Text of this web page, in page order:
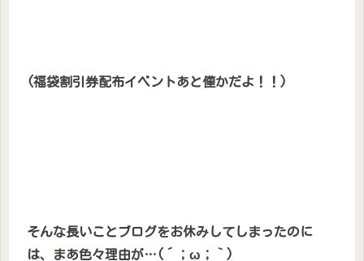
(福袋割引券配布イベントあと僅かだよ！！)
そんな長いことブログをお休みしてしまったのに
は、まあ色々理由が…(´；ω；｀)